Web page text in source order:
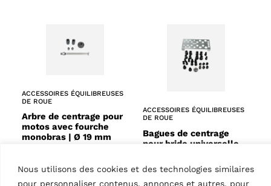
Nous utilisons des cookies et des technologies similaires
pour personnaliser contenus, annonces et autres, pour
ACCESSOIRES ÉQUILIBREUSES
DE ROUE
Arbre de centrage pour
motos avec fourche
monobras | Ø 19 mm
Équipé avec flasque, 2
ACCESSOIRES ÉQUILIBREUSES
DE ROUE
Bagues de centrage
pour bride universelle
MPN: GAR181AN
Manchons | GAR354 ou